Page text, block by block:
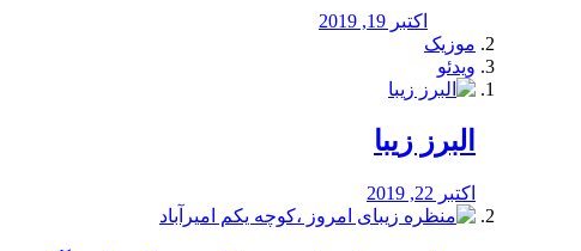
اکتبر 19, 2019
موزیک
ویدئو
البرز زیبا
اکتبر 22, 2019